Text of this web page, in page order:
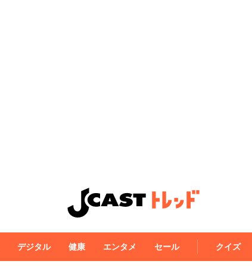
デジタル 健康 エンタメ セール クイズ